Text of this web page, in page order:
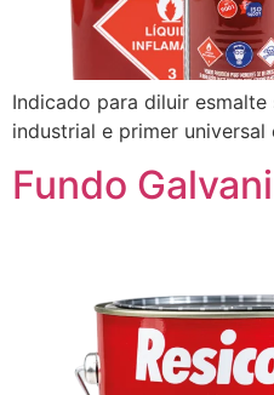
Indicado para diluir
industrial e primer universal
Fundo